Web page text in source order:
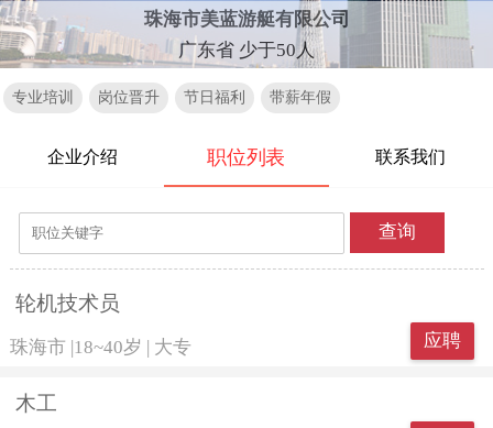
珠海市美蓝游艇有限公司
广东省 少于50人
专业培训 岗位晋升 节日福利 带薪年假
企业介绍 职位列表 联系我们
查询
轮机技术员
珠海市 18~40岁 大专 应聘
木工